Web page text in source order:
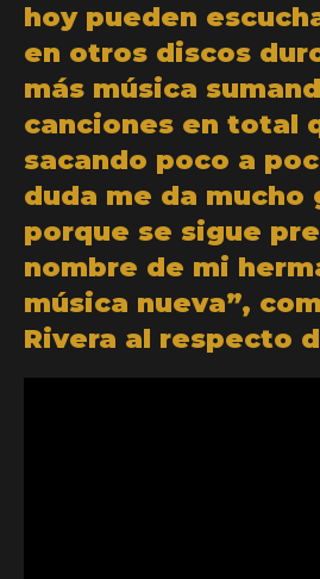
hoy pueden
en otros discos
más música
canciones en total
sacando poco a
duda me da mucho
porque se sigue
nombre de mi
música nueva”,
Rivera al respecto